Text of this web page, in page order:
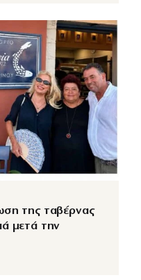
της ταβέρνας
μετά την